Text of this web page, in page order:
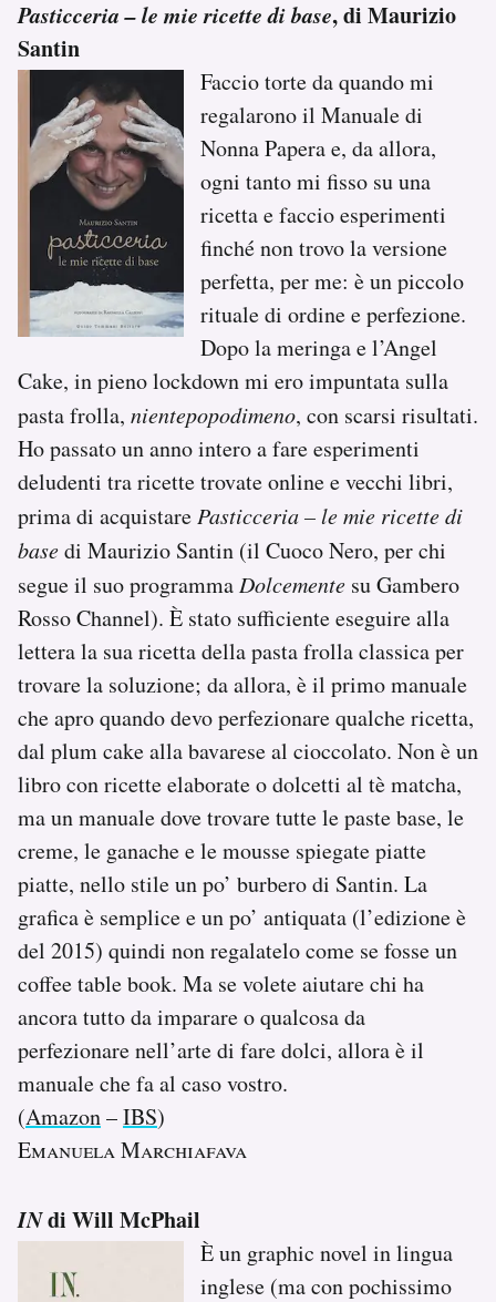
Pasticceria – le mie ricette di base, di Maurizio
Santin
Faccio torte da quando mi
regalarono il Manuale di
Nonna Papera e, da allora,
ogni tanto mi fisso su una
ricetta e faccio esperimenti
finché non trovo la versione
perfetta, per me: è un piccolo
rituale di ordine e perfezione.
Dopo la meringa e l’Angel
Cake, in pieno lockdown mi ero impuntata sulla
pasta frolla, nientepopodimeno, con scarsi risultati.
Ho passato un anno intero a fare esperimenti
deludenti tra ricette trovate online e vecchi libri,
prima di acquistare Pasticceria – le mie ricette di
basedi Maurizio Santin (il Cuoco Nero, per chi
segue il suo programma Dolcemente su Gambero
Rosso Channel). È stato sufficiente eseguire alla
lettera la sua ricetta della pasta frolla classica per
trovare la soluzione; da allora, è il primo manuale
che apro quando devo perfezionare qualche ricetta,
dal plum cake alla bavarese al cioccolato. Non è un
libro con ricette elaborate o dolcetti al tè matcha,
ma un manuale dove trovare tutte le paste base, le
creme, le ganache e le mousse spiegate piatte
piatte, nello stile un po’ burbero di Santin. La
grafica è semplice e un po’ antiquata (l’edizione è
del 2015) quindi non regalatelo come se fosse un
coffee table book. Ma se volete aiutare chi ha
ancora tutto da imparare o qualcosa da
perfezionare nell’arte di fare dolci, allora è il
manuale che fa al caso vostro.
(Amazon–IBS)
Emanuela Marchiafava
INdi Will McPhail
È un graphic novel in lingua
inglese (ma con pochissimo